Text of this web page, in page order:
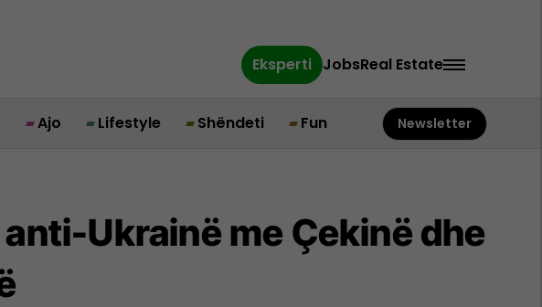
Eksperti JobsReal Estate
Ajo Lifestyle Shëndeti Fun Newsletter
Ukrainë me Çekinë dhe